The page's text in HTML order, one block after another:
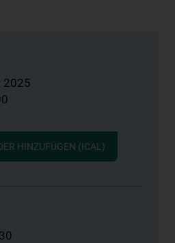
2025
HINZUFÜGEN (ICAL)